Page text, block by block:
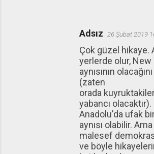
Adsız 26 Şubat 2019
Çok güzel hikaye.
yerlerde olur, New
aynısının
(zaten
orada
yabancı
Anadolu'da ufak
aynısı olabilir.
malesef
ve böyle